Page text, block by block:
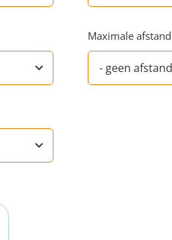
Maximale afstand